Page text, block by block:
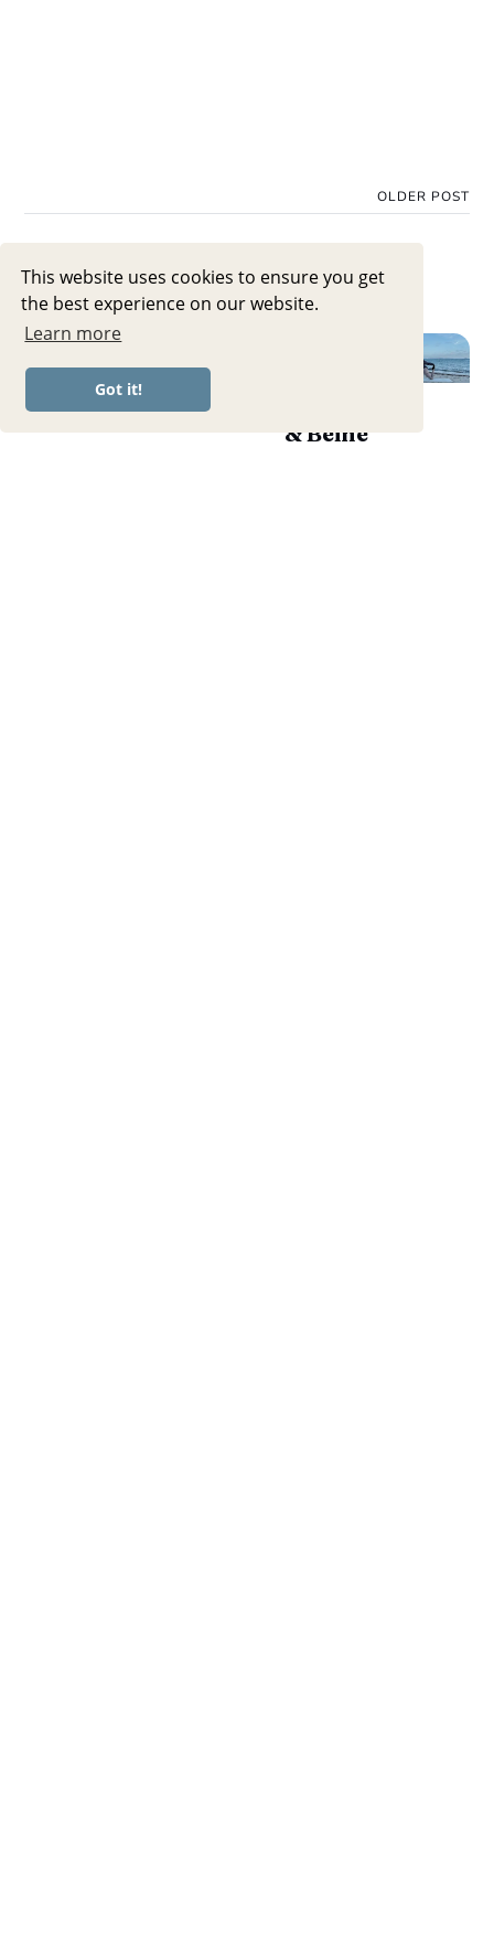
This website uses cookies to ensure you get
the best experience on our website.
Learn more
Got it!
OLDER POST
Align • Tag 30 🦋 10 MIN
SUNSET YOGA || Balance
& Beweglichkeit für Hüfte
& Beine